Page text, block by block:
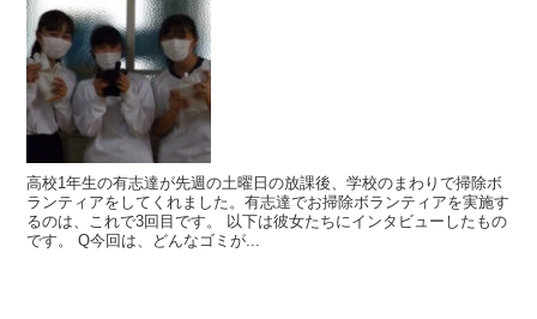
高校1年生の有志達が先週の土曜日の放課後、学校のまわりで掃除ボ
ランティアをしてくれました。有志達でお掃除ボランティアを実施す
るのは、これで3回目です。 以下は彼女たちにインタビューしたもの
です。 Q今回は、どんなゴミが...